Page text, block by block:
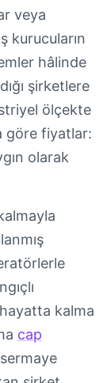
veya
kurucuların
hâlinde
şirketlere
ölçekte
göre fiyatlar:
olarak
kalma
cap